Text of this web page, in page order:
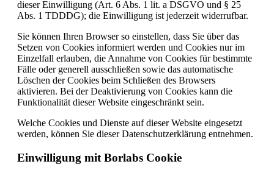
dieser Einwilligung (Art. 6 Abs. 1 lit. a DSGVO und § 25
Abs. 1 TDDDG); die Einwilligung ist jederzeit widerrufbar.
Sie können Ihren Browser so einstellen, dass Sie über das
Setzen von Cookies informiert werden und Cookies nur im
Einzelfall erlauben, die Annahme von Cookies für bestimmte
Fälle oder generell ausschließen sowie das automatische
Löschen der Cookies beim Schließen des Browsers
aktivieren. Bei der Deaktivierung von Cookies kann die
Funktionalität dieser Website eingeschränkt sein.
Welche Cookies und Dienste auf dieser Website eingesetzt
werden, können Sie dieser Datenschutzerklärung entnehmen.
Einwilligung mit Borlabs Cookie